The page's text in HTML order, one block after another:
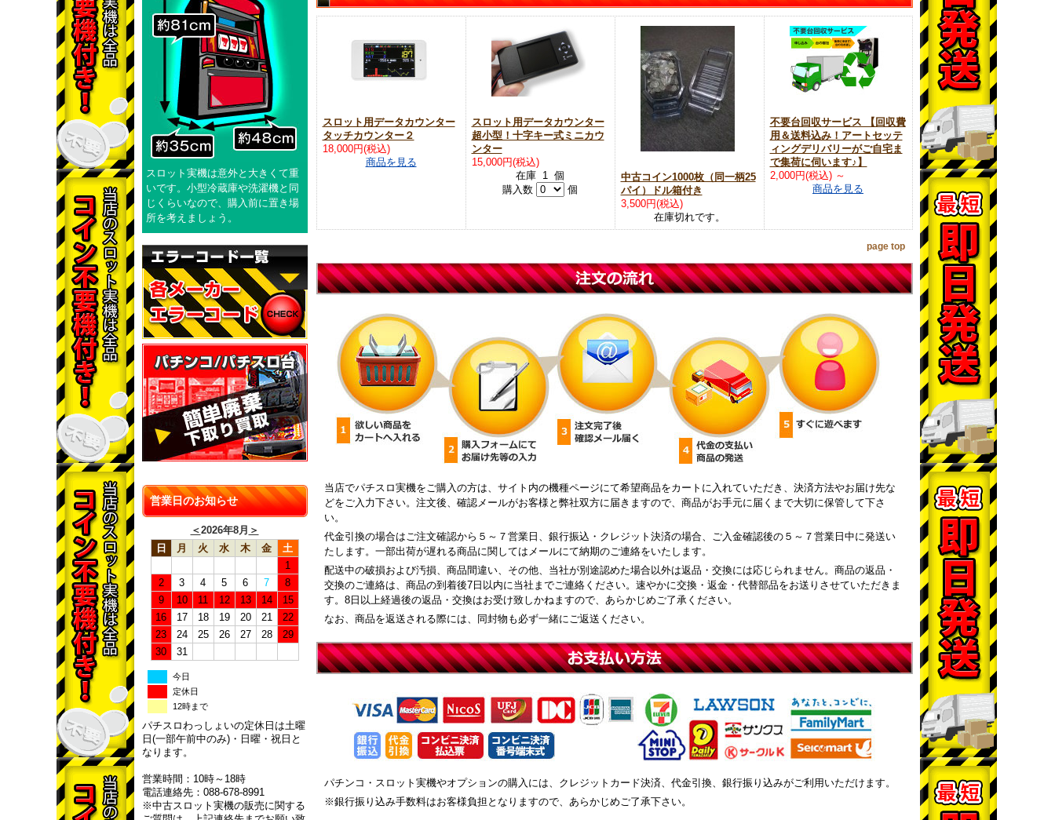
スロット実機は意外と大きくて重
いです。小型冷蔵庫や洗濯機と同
じくらいなので、購入前に置き場
所を考えましょう。
営業日のお知らせ
＜2026年8月 ＞
日
月 火 水 木 金
土
1
2
3 4 5 6 7
8
9
10 11 12 13 14
15
16
17 18 19 20 21
22
23
24 25 26 27 28
29
30
31
今日
定休日
12時まで
パチスロわっしょいの定休日は土曜
日(一部午前中のみ)・日曜・祝日と
なります。
営業時間：10時～18時
電話連絡先：088-678-8991
※中古スロット実機の販売に関する
スロット用データカウンター
タッチカウンター２
18,000円(税込)
商品を見る
スロット用データカウンター
超小型！十字キー式ミニカウ
ンター
15,000円(税込)
在庫 1 個
購入数
個
中古コイン1000枚（同一柄25
パイ）ドル箱付き
3,500円(税込)
在庫切れです。
不要台回収サービス 【回収費
用＆送料込み！アートセッテ
ィングデリバリーがご自宅ま
で集荷に伺います♪】
2,000円(税込) ～
商品を見る
page top
当店でパチスロ実機をご購入の方は、サイト内の機種ページにて希望商品をカートに入れていただき、決済方法やお届け先な
どをご入力下さい。注文後、確認メールがお客様と弊社双方に届きますので、商品がお手元に届くまで大切に保管して下さ
い。
代金引換の場合はご注文確認から５～７営業日、銀行振込・クレジット決済の場合、ご入金確認後の５～７営業日中に発送い
たします。一部出荷が遅れる商品に関してはメールにて納期のご連絡をいたします。
配送中の破損および汚損、商品間違い、その他、当社が別途認めた場合以外は返品・交換には応じられません。商品の返品・
交換のご連絡は、商品の到着後7日以内に当社までご連絡ください。速やかに交換・返金・代替部品をお送りさせていただきま
す。8日以上経過後の返品・交換はお受け致しかねますので、あらかじめご了承ください。
なお、商品を返送される際には、同封物も必ず一緒にご返送ください。
パチンコ・スロット実機やオプションの購入には、クレジットカード決済、代金引換、銀行振り込みがご利用いただけます。
※銀行振り込み手数料はお客様負担となりますので、あらかじめご了承下さい。